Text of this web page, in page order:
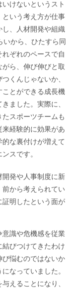
けないというスト
という考え方が仕事
、人材開発や組織
いから、ひたすら同
ぞれのペースで自
ら、伸び伸びと取
くんじゃないか、
とができる成長機
ました。実際に、
スポーツチームも
経験的に効果があ
な裏付けが増えて
スです。
発や人事制度に新
前から考えられてい
明したという面が
識や危機感を従業
びつけてきたわけ
悩むのではないか
なっていました。
えることになり、